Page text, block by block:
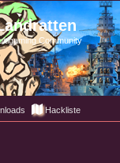
Community
Hackliste